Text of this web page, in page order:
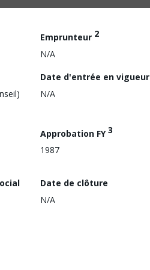
Emprunteur 2
N/A
Date d'entrée en vigueur
N/A
Approbation FY3
1987
Date de clôture
N/A